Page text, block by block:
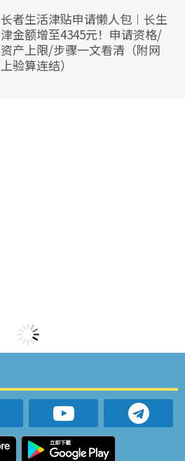
长者生活津贴申请懒人包︱长生
津金额增至4345元！申请资格/
资产上限/步骤一文看清（附网
上验算连结）